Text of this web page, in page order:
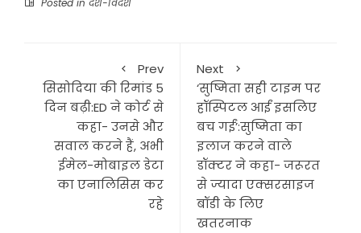
Posted in देश-विदेश
Prev
सिसोदिया की रिमांड 5
दिन बढ़ी:ED ने कोर्ट से
कहा- उनसे और
सवाल करने हैं, अभी
ईमेल-मोबाइल डेटा
का एनालिसिस कर
रहे
Next
‘सुष्मिता सही टाइम पर
हॉस्पिटल आईं इसलिए
बच गईं’:सुष्मिता का
इलाज करने वाले
डॉक्टर ने कहा- जरूरत
से ज्यादा एक्सरसाइज
बॉडी के लिए
खतरनाक